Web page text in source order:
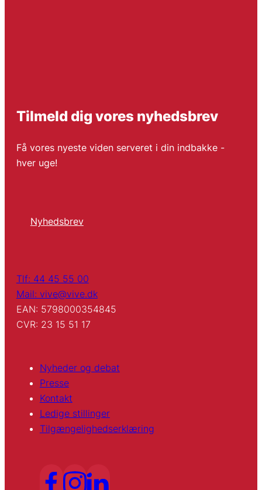
Tilmeld dig vores nyhedsbrev
Få vores nyeste viden serveret i din indbakke -
hver uge!
Nyhedsbrev
Tlf: 44 45 55 00
Mail: vive@vive.dk
EAN: 5798000354845
CVR: 23 15 51 17
Nyheder og debat
Presse
Kontakt
Ledige stillinger
Tilgængelighedserklæring